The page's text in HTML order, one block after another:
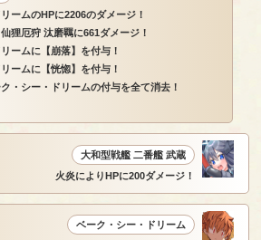
ームのHPに2206のダメージ！
狸厄狩 汰磨羈に661ダメージ！
ームに【崩落】を付与！
ームに【恍惚】を付与！
・シー・ドリームの付与を全て消去！
大和型戦艦 二番艦 武蔵
火炎によりHPに200ダメージ！
ベーク・シー・ドリーム